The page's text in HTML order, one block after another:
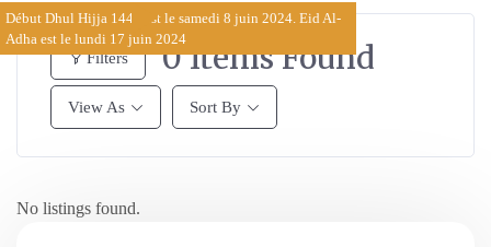
Début Dhul Hijja 1445 est le samedi 8 juin 2024. Eid Al-
Adha est le lundi 17 juin 2024
Filters 0Items Found
View As Sort By
No listings found.